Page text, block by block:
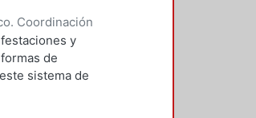
Coordinación
y
de
sistema de